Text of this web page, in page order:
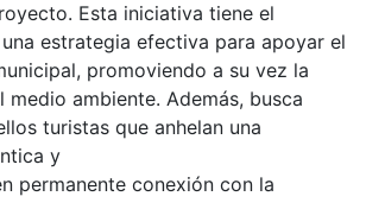
Esta iniciativa tiene el
estrategia efectiva para apoyar el
promoviendo a su vez la
medio ambiente. Además, busca
turistas que anhelan una
y
permanente conexión con la